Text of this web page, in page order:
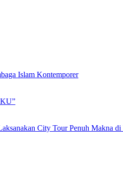
Islam Kontemporer
City Tour Penuh Makna di